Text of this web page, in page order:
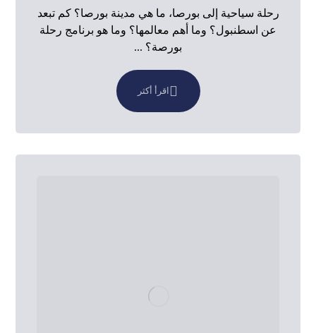
رحلة سياحية إلى بورصا، ما هي مدينة بورصا؟ كم تبعد
عن اسطنبول؟ وما أهم معالمها؟ وما هو برنامج رحلة
بورصة؟ ...
اقرأ أكثر